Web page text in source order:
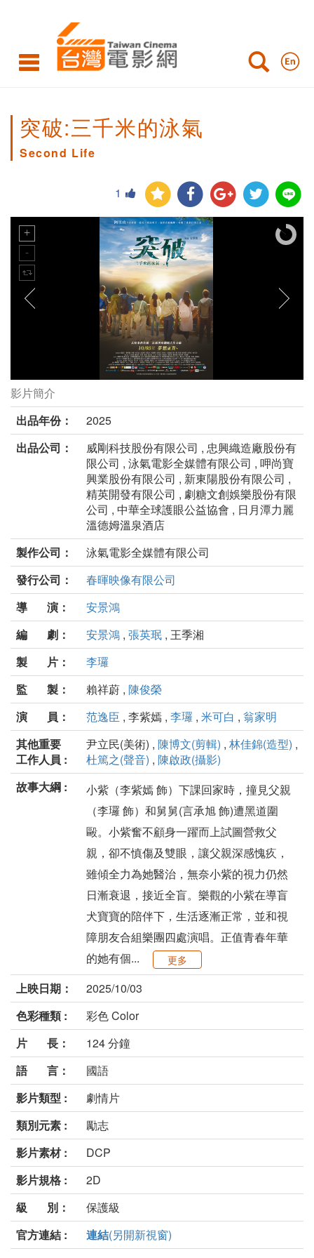
突破:三千米的泳氣
Second Life
1
突破:三千米的泳氣劇照
影片簡介
出品年份：
2025
出品公司：
威剛科技股份有限公司 , 忠興織造廠股份有
限公司 , 泳氣電影全媒體有限公司 , 呷尚寶
興業股份有限公司 , 新東陽股份有限公司 ,
精英開發有限公司 , 劇糖文創娛樂股份有限
公司 , 中華全球護眼公益協會 , 日月潭力麗
溫德姆溫泉酒店
製作公司：
泳氣電影全媒體有限公司
發行公司：
春暉映像有限公司
導 演：
安景鴻
編 劇：
安景鴻 , 張英珉 , 王季湘
製 片：
李㼈
監 製：
賴祥蔚 , 陳俊榮
演 員：
范逸臣 , 李紫嫣 , 李㼈 , 米可白 , 翁家明
其他重要
工作人員 :
尹立民(美術) , 陳博文(剪輯) , 林佳錦(造型) ,
杜篤之(聲音) , 陳啟政(攝影)
故事大綱 :
小紫（李紫嫣 飾）下課回家時，撞見父親
（李㼈 飾）和舅舅(言承旭 飾)遭黑道圍
毆。小紫奮不顧身一躍而上試圖營救父
親，卻不慎傷及雙眼，讓父親深感愧疚，
雖傾全力為她醫治，無奈小紫的視力仍然
日漸衰退，接近全盲。樂觀的小紫在導盲
犬寶寶的陪伴下，生活逐漸正常，並和視
障朋友合組樂團四處演唱。正值青春年華
的她有個...
更多
上映日期：
2025/10/03
色彩種類 :
彩色 Color
片 長：
124 分鐘
語 言：
國語
影片類型 :
劇情片
類別元素 :
勵志
影片素材 :
DCP
影片規格 :
2D
級 別：
保護級
官方連結 :
連結(另開新視窗)